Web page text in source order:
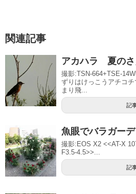
関連記事
アカハラ 夏のさ
撮影:TSN-664+TSE-
ずりはけっこうアチコ
まり飛...
記
魚眼でバラガー
撮影:EOS X2 <<AT-X
F3.5-4.5>>...
記